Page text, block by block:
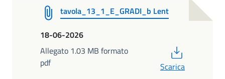
tavola_13_1_E_GRADI_b Lent
18-06-2026
Allegato 1.03 MB formato
pdf
Scarica